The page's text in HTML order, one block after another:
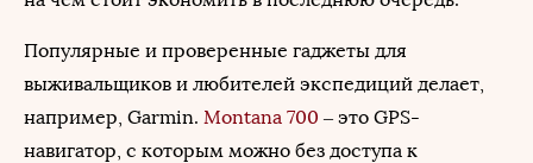
Популярные и проверенные гаджеты для
выживальщиков и любителей экспедиций делает,
например, Garmin. Montana 700 – это GPS-
навигатор, с которым можно без доступа к